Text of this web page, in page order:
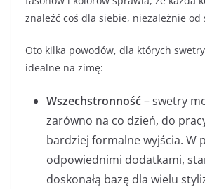
znaleźć coś dla siebie, niezależnie od
Oto kilka powodów, dla których
idealne na zimę:
Wszechstronność– swetry
zarówno na co dzień, do
bardziej formalne wyjścia. W
odpowiednimi dodatkami,
doskonałą bazę dla wielu